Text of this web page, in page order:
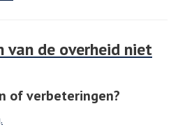
van de overheid niet
of verbeteringen?